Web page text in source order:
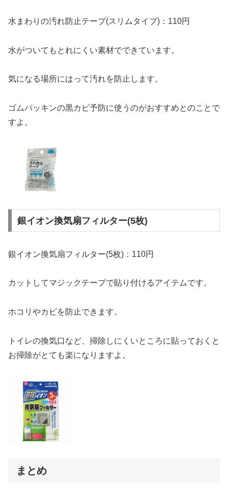
水まわりの汚れ防止テープ(スリムタイプ)：110円
水がついてもとれにくい素材でできています。
気になる場所にはって汚れを防止します。
ゴムパッキンの黒カビ予防に使うのがおすすめとのことで
すよ。
銀イオン換気扇フィルター(5枚)
銀イオン換気扇フィルター(5枚)：110円
カットしてマジックテープで貼り付けるアイテムです。
ホコリやカビを防止できます。
トイレの換気口など、掃除しにくいところに貼っておくと
お掃除がとても楽になりますよ。
まとめ